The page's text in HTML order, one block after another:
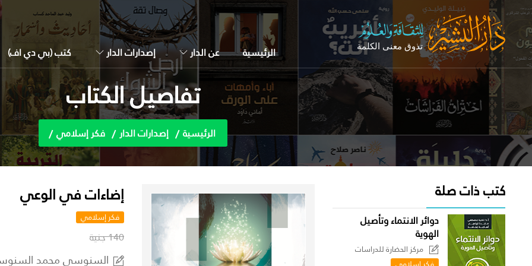
الرئيسية عن الدار إصدارات الدار كتب (بي دي اف)
تفاصيل الكتاب
الرئيسية إصدارات الدار فكر إسلامي
كتب ذات صلة
دوائر الانتماء وتأصيل
الهوية
مركز الحضارة للدراسات
السياسية
إضاءات في الوعي
فكر إسلامي
140 جنية
السنوسي محمد